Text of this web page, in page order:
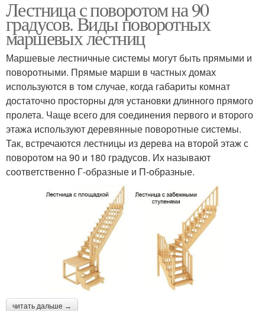
Лестница с поворотом на 90
градусов. Виды поворотных
маршевых лестниц
Маршевые лестничные системы могут быть прямыми и
поворотными. Прямые марши в частных домах
используются в том случае, когда габариты комнат
достаточно просторны для установки длинного прямого
пролета. Чаще всего для соединения первого и второго
этажа используют деревянные поворотные системы.
Так, встречаются лестницы из дерева на второй этаж с
поворотом на 90 и 180 градусов. Их называют
соответственно Г-образные и П-образные.
читать дальше →